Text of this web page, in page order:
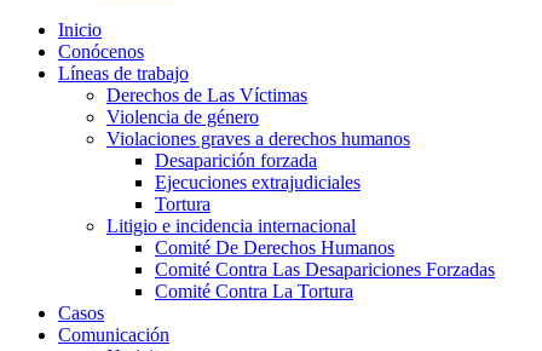
Inicio
Conócenos
Líneas de trabajo
Derechos de Las Víctimas
Violencia de género
Violaciones graves a derechos humanos
Desaparición forzada​
Ejecuciones extrajudiciales
Tortura
Litigio e incidencia internacional
Comité De Derechos Humanos​
Comité Contra Las Desapariciones Forzadas
Comité Contra La Tortura​
Casos
Comunicación